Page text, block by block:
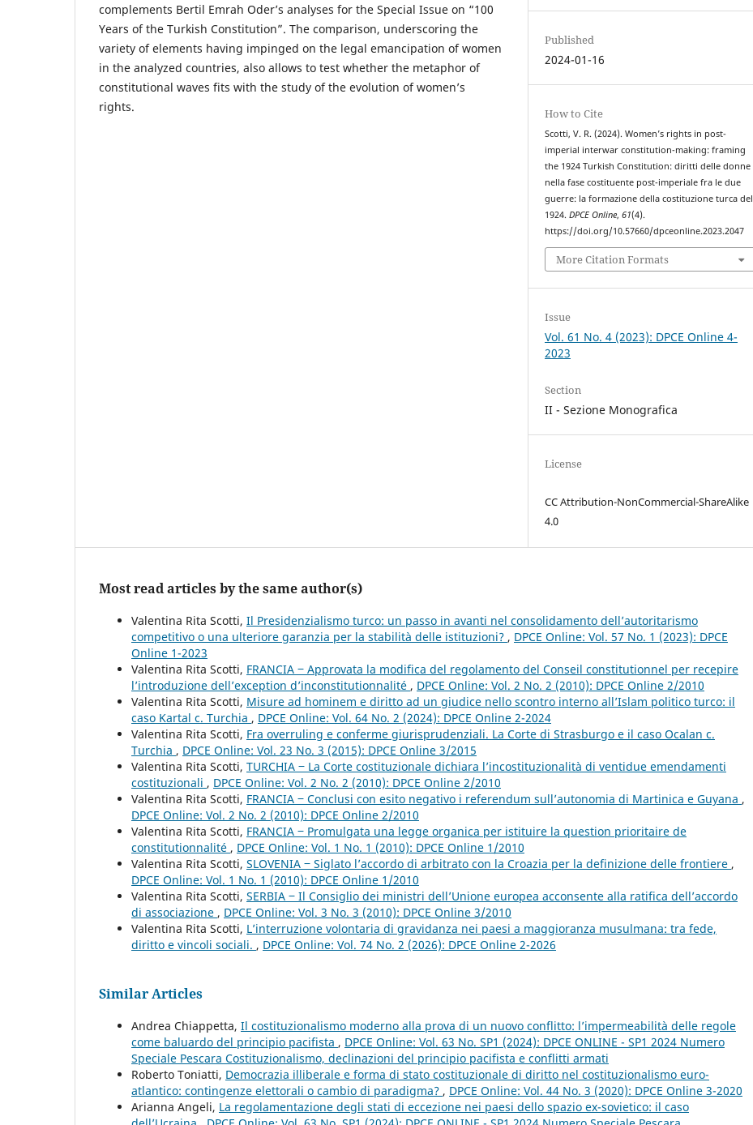
complements Bertil Emrah Oder’s analyses for the Special Issue on “100
Years of the Turkish Constitution”. The comparison, underscoring the
variety of elements having impinged on the legal emancipation of women
in the analyzed countries, also allows to test whether the metaphor of
constitutional waves fits with the study of the evolution of women’s
rights.
Published
2024-01-16
How to Cite
Scotti, V. R. (2024). Women’s rights in post-
imperial interwar constitution-making: framing
the 1924 Turkish Constitution: diritti delle donne
nella fase costituente post-imperiale fra le due
guerre: la formazione della costituzione turca del
1924.DPCE Online,61(4).
https://doi.org/10.57660/dpceonline.2023.2047
More Citation Formats
Issue
Vol. 61 No. 4 (2023): DPCE Online 4-
2023
Section
II - Sezione Monografica
License
CC Attribution-NonCommercial-ShareAlike
4.0
Most read articles by the same author(s)
Valentina Rita Scotti, Il Presidenzialismo turco: un passo in avanti nel consolidamento dell’autoritarismo
competitivo o una ulteriore garanzia per la stabilità delle istituzioni? , DPCE Online: Vol. 57 No. 1 (2023): DPCE
Online 1-2023
Valentina Rita Scotti, FRANCIA ‒ Approvata la modifica del regolamento del Conseil constitutionnel per recepire
l’introduzione dell’exception d’inconstitutionnalité , DPCE Online: Vol. 2 No. 2 (2010): DPCE Online 2/2010
Valentina Rita Scotti, Misure ad hominem e diritto ad un giudice nello scontro interno all’Islam politico turco: il
caso Kartal c. Turchia , DPCE Online: Vol. 64 No. 2 (2024): DPCE Online 2-2024
Valentina Rita Scotti, Fra overruling e conferme giurisprudenziali. La Corte di Strasburgo e il caso Ocalan c.
Turchia , DPCE Online: Vol. 23 No. 3 (2015): DPCE Online 3/2015
Valentina Rita Scotti, TURCHIA ‒ La Corte costituzionale dichiara l’incostituzionalità di ventidue emendamenti
costituzionali , DPCE Online: Vol. 2 No. 2 (2010): DPCE Online 2/2010
Valentina Rita Scotti, FRANCIA ‒ Conclusi con esito negativo i referendum sull’autonomia di Martinica e Guyana ,
DPCE Online: Vol. 2 No. 2 (2010): DPCE Online 2/2010
Valentina Rita Scotti, FRANCIA ‒ Promulgata una legge organica per istituire la question prioritaire de
constitutionnalité , DPCE Online: Vol. 1 No. 1 (2010): DPCE Online 1/2010
Valentina Rita Scotti, SLOVENIA ‒ Siglato l’accordo di arbitrato con la Croazia per la definizione delle frontiere ,
DPCE Online: Vol. 1 No. 1 (2010): DPCE Online 1/2010
Valentina Rita Scotti, SERBIA ‒ Il Consiglio dei ministri dell’Unione europea acconsente alla ratifica dell’accordo
di associazione , DPCE Online: Vol. 3 No. 3 (2010): DPCE Online 3/2010
Valentina Rita Scotti, L’interruzione volontaria di gravidanza nei paesi a maggioranza musulmana: tra fede,
diritto e vincoli sociali. , DPCE Online: Vol. 74 No. 2 (2026): DPCE Online 2-2026
Similar Articles
Andrea Chiappetta, Il costituzionalismo moderno alla prova di un nuovo conflitto: l’impermeabilità delle regole
come baluardo del principio pacifista , DPCE Online: Vol. 63 No. SP1 (2024): DPCE ONLINE - SP1 2024 Numero
Speciale Pescara Costituzionalismo, declinazioni del principio pacifista e conflitti armati
Roberto Toniatti, Democrazia illiberale e forma di stato costituzionale di diritto nel costituzionalismo euro-
atlantico: contingenze elettorali o cambio di paradigma? , DPCE Online: Vol. 44 No. 3 (2020): DPCE Online 3-2020
Arianna Angeli, La regolamentazione degli stati di eccezione nei paesi dello spazio ex-sovietico: il caso